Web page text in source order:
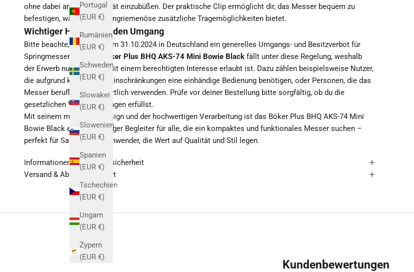
Portugal
(EUR €)
Rumänien
(EUR €)
Schweden
(EUR €)
Slowakei
(EUR €)
Slowenien
(EUR €)
Spanien
(EUR €)
Tschechien
(EUR €)
Ungarn
(EUR €)
Zypern
(EUR €)
ohne dabei an Funktionalität einzubüßen. Der praktische Clip ermöglicht dir, das Messer bequem zu
befestigen, während die Fangriemenöse zusätzliche Tragemöglichkeiten bietet.
Wichtiger Hinweis für den Umgang
Bitte beachte, dass seit dem 31.10.2024 in Deutschland ein generelles Umgangs- und Besitzverbot für
Springmesser gilt. Das
Böker Plus BHQ AKS-74 Mini Bowie Black fällt unter diese Regelung, weshalb
der Erwerb nur Personen mit einem berechtigten Interesse erlaubt ist. Dazu zählen beispielsweise Nutzer,
die aufgrund körperlicher Einschränkungen eine einhändige Bedienung benötigen, oder Personen, die das
Messer beruflich oder sportlich verwenden. Prüfe vor deiner Bestellung bitte sorgfältig, ob du die
gesetzlichen Voraussetzungen erfüllst.
Mit seinem markanten Design und der hochwertigen Verarbeitung ist das Böker Plus BHQ AKS-74 Mini
Bowie Black ein zuverlässiger Begleiter für alle, die ein kompaktes und funktionales Messer suchen –
perfekt für Sammler und Anwender, die Wert auf Qualität und Stil legen.
Informationen zur Produktsicherheit
Versand & Abholung vor Ort
Kundenbewertungen